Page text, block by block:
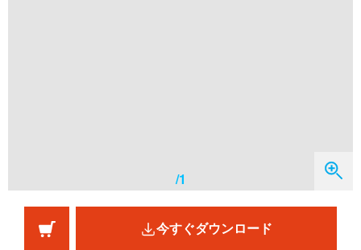
/1
今すぐダウンロード